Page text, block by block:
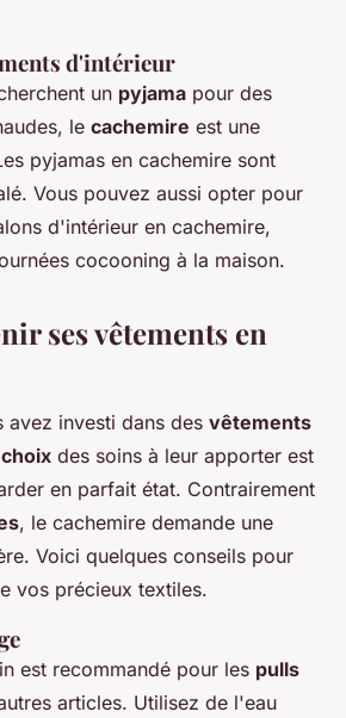
d'intérieur
un pyjama pour des
le cachemire est une
pyjamas en cachemire sont
Vous pouvez aussi opter pour
d'intérieur en cachemire,
cocooning à la maison.
ses vêtements en
avez investi dans des vêtements
choix des soins à leur apporter est
en parfait état. Contrairement
, le cachemire demande une
Voici quelques conseils pour
vos précieux textiles.
est recommandé pour les pulls
articles. Utilisez de l'eau